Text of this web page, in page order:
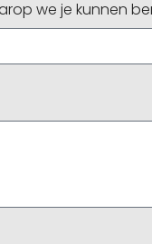
we je kunnen